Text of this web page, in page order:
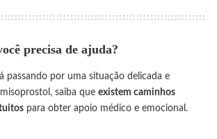
precisa de ajuda?
passando por uma situação delicada e
misoprostol , saiba que existem caminhos
para obter apoio médico e emocional.